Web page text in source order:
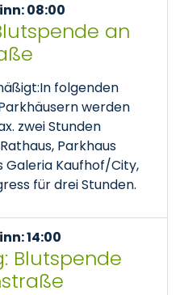
08:00
an
folgenden
werden
zwei Stunden
Parkhaus
Galeria Kaufhof/City,
für drei Stunden.
14:00
Blutspende